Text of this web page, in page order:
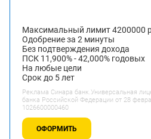
Максимальный лимит 4200000
Одобрение за 2 минуты
Без подтверждения дохода
ПСК 11,900% - 42,000% годовых
На любые цели
Срок до 5 лет
Реклама Синара банк.Универсальная
банка Российской Федерации от 28
1026600000460
ОФОРМИТЬ